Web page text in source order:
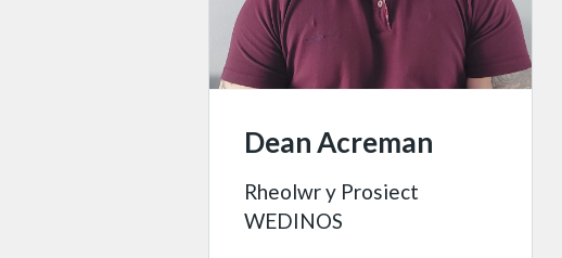
Dean Acreman
Rheolwr y Prosiect
WEDINOS